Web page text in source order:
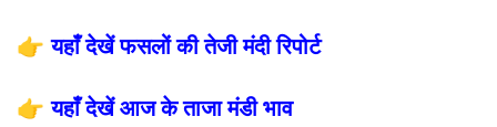
👉यहाँ देखें फसलों की तेजी मंदी रिपोर्ट
👉यहाँ देखें आज के ताजा मंडी भाव